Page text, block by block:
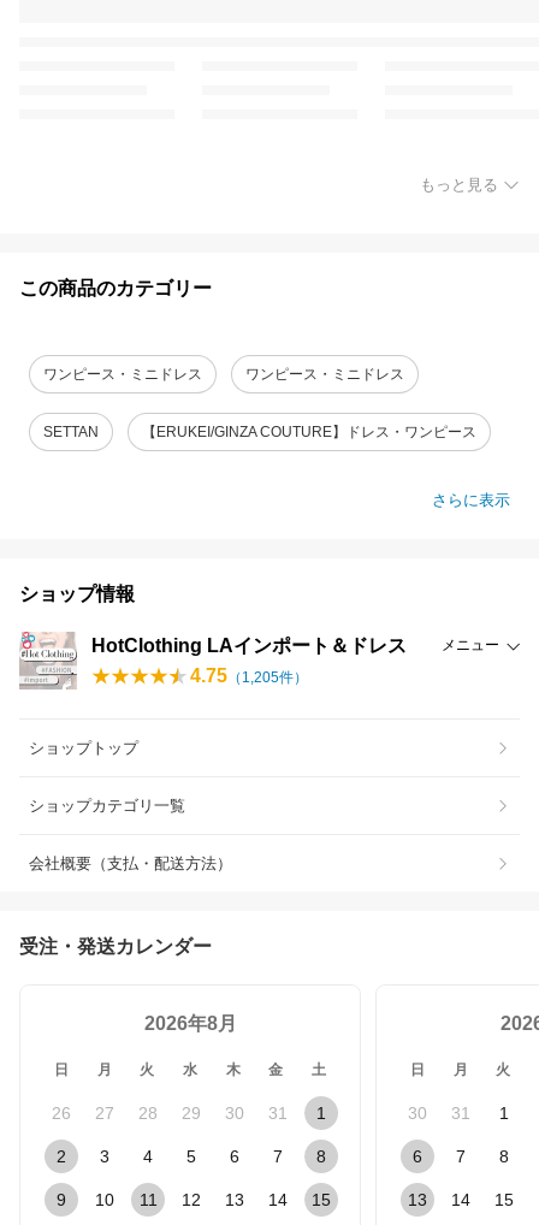
もっと見る
この商品のカテゴリー
ワンピース・ミニドレス ワンピース・ミニドレス
SETTAN 【ERUKEI/GINZA COUTURE】ドレス・ワンピース
さらに表示
ショップ情報
HotClothing LAインポート＆ドレス メニュー
4.75 （ 1,205件）
ショップトップ
ショップカテゴリ一覧
会社概要（支払・配送方法）
受注・発送カレンダー
2026年8月
日 月 火 水 木 金 土
26 27 28 29 30 31 1
2 3 4 5 6 7 8
9 10 11 12 13 14 15
日 月 火
30 31 1
6 7 8
13 14 15